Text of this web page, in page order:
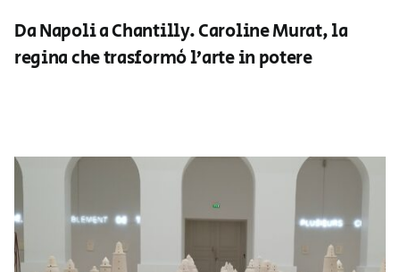
Da Napoli a Chantilly. Caroline Murat, la
regina che trasformò l’arte in potere